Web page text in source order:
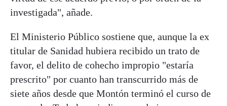
investigada", añade.
El Ministerio Público sostiene que, aunque la ex
titular de Sanidad hubiera recibido un trato de
favor, el delito de cohecho impropio "estaría
prescrito" por cuanto han transcurrido más de
siete años desde que Montón terminó el curso de